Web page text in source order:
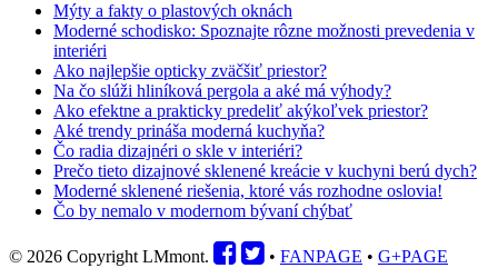
Mýty a fakty o plastových oknách
Moderné schodisko: Spoznajte rôzne možnosti prevedenia v
interiéri
Ako najlepšie opticky zväčšiť priestor?
Na čo slúži hliníková pergola a aké má výhody?
Ako efektne a prakticky predeliť akýkoľvek priestor?
Aké trendy prináša moderná kuchyňa?
Čo radia dizajnéri o skle v interiéri?
Prečo tieto dizajnové sklenené kreácie v kuchyni berú dych?
Moderné sklenené riešenia, ktoré vás rozhodne oslovia!
Čo by nemalo v modernom bývaní chýbať
© 2026 Copyright LMmont. • FANPAGE • G+PAGE